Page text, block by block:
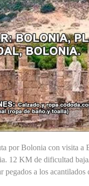
por Bolonia con visita a
12 KM de dificultad
a los